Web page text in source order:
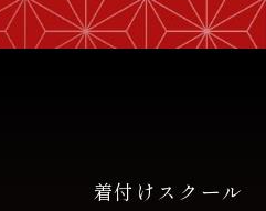
着付けスクール